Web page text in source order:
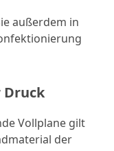
außerdem in
Druck
Vollplane gilt
der